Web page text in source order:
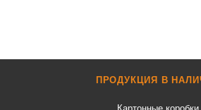
ПРОДУКЦИЯ В